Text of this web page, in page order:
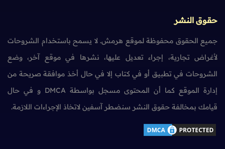
حقوق النشر
جميع الحقوق محفوظة لموقع هرمش. لا يسمح باستخدام الشروحات
لأغراض تجارية، إجراء تعديل عليها، نشرها في موقع آخر، وضع
الشروحات في تطبيق أو في كتاب إلا في حال أخذ موافقة صريحة من
إدارة الموقع كما أن المحتوى مسجل بواسطة DMCA و في حال
قيامك بمخالفة حقوق النشر سنضطر آسفين لاتخاذ الإجراءات اللازمة.